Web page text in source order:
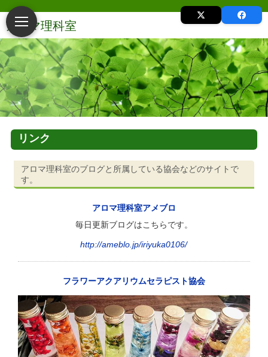
リンク
アロマ理科室のブログと所属している協会などのサイトで
す。
アロマ理科室アメブロ
毎日更新ブログはこちらです。
http://ameblo.jp/iriyuka0106/
フラワーアクアリウムセラピスト協会